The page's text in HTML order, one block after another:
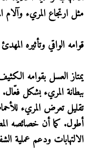
مثل ارتجاع المريء وآلام
قوامه الواقي وتأثيره المهدئ
يمتاز العسل بقوامه
ببطانة المريء بشكل
تقليل تعرض المريء
أطول. كما أن خصائصه
الالتهابات ودعم عملية